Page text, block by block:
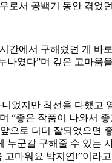
로서 공백기 동안 겪었
간에서 구해줬던 게 바
나였다”며 깊은 고마움
니었지만 최선을 다했고
“좋은 작품이 나와서
으로 더더 잘되었으면
누군갈 구해줄 수 있는
고마워요 박지연!”이라